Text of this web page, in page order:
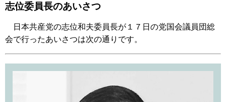
志位委員長のあいさつ
日本共産党の志位和夫委員長が１７日の党国会議員団総
会で行ったあいさつは次の通りです。